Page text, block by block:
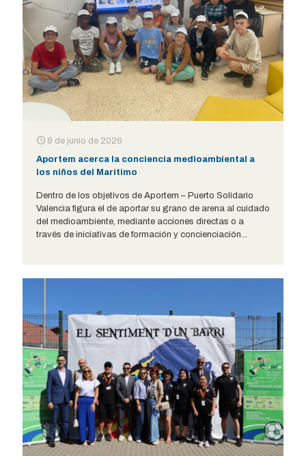
8 de junio de 2026
Aportem acerca la conciencia medioambiental a
los niños del Marítimo
Dentro de los objetivos de Aportem – Puerto Solidario
Valencia figura el de aportar su grano de arena al cuidado
del medioambiente, mediante acciones directas o a
través de iniciativas de formación y concienciación...